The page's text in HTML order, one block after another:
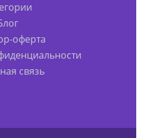
оферта
связь